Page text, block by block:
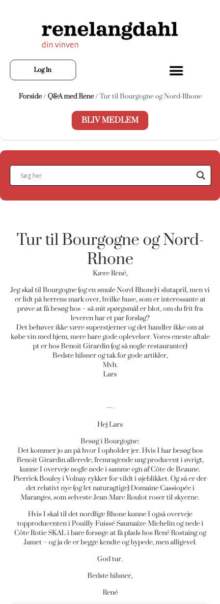
Log In
Forside/ Q&A med Rene/ Tur til Bourgogne og Nord-Rhone
BLIV MEDLEM
Tur til Bourgogne og Nord-
Rhone
Kære René,
Jeg skal til Bourgogne (og en smule Nord-Rhone) i slutapril, men vi
er lidt på herrens mark over, hvilke huse, som er interessante at
prøve at få besøg hos – så mit spørgsmål er blot, om du frit fra
leveren har et par forslag?
Det behøver ikke være superstjerner og det handler ikke om at
købe vin med hjem, mere bare gode oplevelser. Vores eneste aftale
pt er hos Benoit Girardin (og så nogle restauranter)
Bedste hilsner og tak for gode artikler,
Mvh.
Lars
—-
Hej Lars
Besøg i Bourgogne:
Det kommer jo an på hvor I opholder jer. Hvis I har besøg hos
Benoit Girardin allerede, fremragende ung producent i øvrigt,
kunne I overveje nogle nede i samme egn af Côte de Beaune.
Pierrick Bouley i Volnay rykker for vildt i øjeblikket. Og så er der
det relativt nye (og let naturagtige) Domaine Cassiopée i
Maranges, som selveste Jean-Marc Roulot roser til skyerne.
Hvis I skal til det nordlige Rhone kunne I også overveje
topproducenten i Pouilly-Fuissé Saumaize-Michelin og nede i
Côte Rotie SKAL i bare forsøge at få plads hos René Rostaing og
Jamet – og ja de er begge kendte og hypede, men alligevel.
God tur.
Bedste hilsner,
René